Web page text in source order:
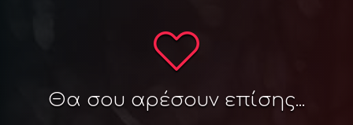
Θα σου αρέσουν επίσης...